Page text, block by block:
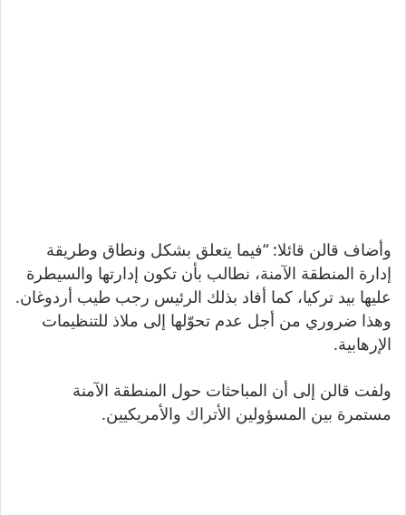
وأضاف قالن قائلا: “فيما يتعلق بشكل ونطاق وطريقة
إدارة المنطقة الآمنة، نطالب بأن تكون إدارتها والسيطرة
عليها بيد تركيا، كما أفاد بذلك الرئيس رجب طيب أردوغان.
وهذا ضروري من أجل عدم تحوّلها إلى ملاذ للتنظيمات
الإرهابية.
ولفت قالن إلى أن المباحثات حول المنطقة الآمنة
مستمرة بين المسؤولين الأتراك والأمريكيين.